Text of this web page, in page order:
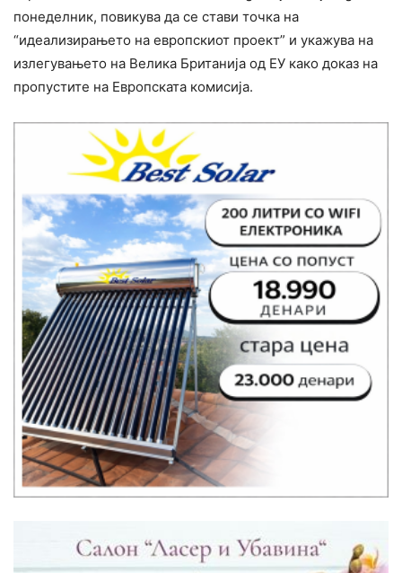
понеделник, повикува да се стави точка на
“идеализирањето на европскиот проект” и укажува на
излегувањето на Велика Британија од ЕУ како доказ на
пропустите на Европската комисија.